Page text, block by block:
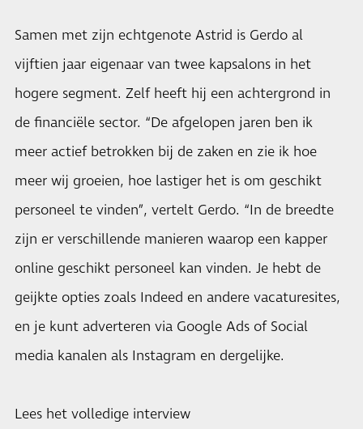
Samen met zijn echtgenote Astrid is Gerdo al
vijftien jaar eigenaar van twee kapsalons in het
hogere segment. Zelf heeft hij een achtergrond in
de financiële sector. “De afgelopen jaren ben ik
meer actief betrokken bij de zaken en zie ik hoe
meer wij groeien, hoe lastiger het is om geschikt
personeel te vinden”, vertelt Gerdo. “In de breedte
zijn er verschillende manieren waarop een kapper
online geschikt personeel kan vinden. Je hebt de
geijkte opties zoals Indeed en andere vacaturesites,
en je kunt adverteren via Google Ads of Social
media kanalen als Instagram en dergelijke.
Lees het volledige interview